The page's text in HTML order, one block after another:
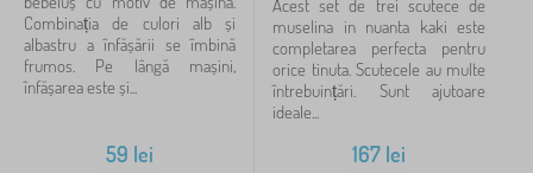
Combinația de culori alb și
albastru a înfășării se îmbină
frumos. Pe lângă mașini,
înfășarea este și...
59 lei
Acest set de trei scutece de
muselina in nuanta kaki este
completarea perfecta pentru
orice tinuta. Scutecele au multe
întrebuințări. Sunt ajutoare
ideale...
167 lei